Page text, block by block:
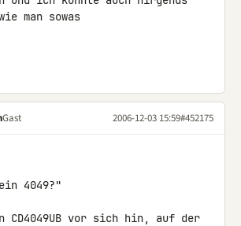
man sowas
Gast 2006-12-03 15:59#452175
4049?"
CD4049UB vor sich hin, auf der